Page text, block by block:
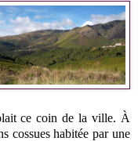
ce coin de la ville. À
cossues habitée par une